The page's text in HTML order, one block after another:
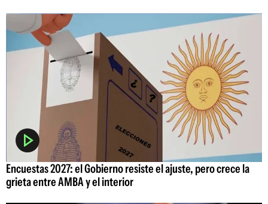
Encuestas 2027: el Gobierno resiste el ajuste, pero crece la
grieta entre AMBA y el interior